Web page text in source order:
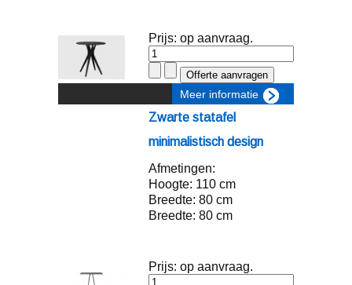
Prijs: op aanvraag.
Meer informatie
Zwarte statafel
minimalistisch design
Afmetingen:
Hoogte: 110 cm
Breedte: 80 cm
Breedte: 80 cm
Prijs: op aanvraag.